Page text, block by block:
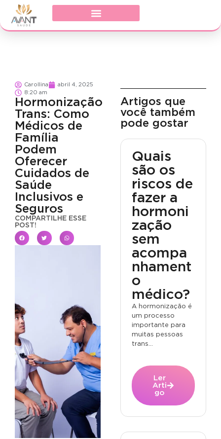
Carollina
abril 4, 2025
8:20 am
Hormonização
Trans: Como
Médicos de
Família
Podem
Oferecer
Cuidados de
Saúde
Inclusivos e
Seguros
COMPARTILHE ESSE
POST!
Artigos que
você também
pode gostar
Quais
são os
riscos de
fazer a
hormoni
zação
sem
acompa
nhament
o
médico?
A hormonização é
um processo
importante para
muitas pessoas
trans...
Ler
Arti
go